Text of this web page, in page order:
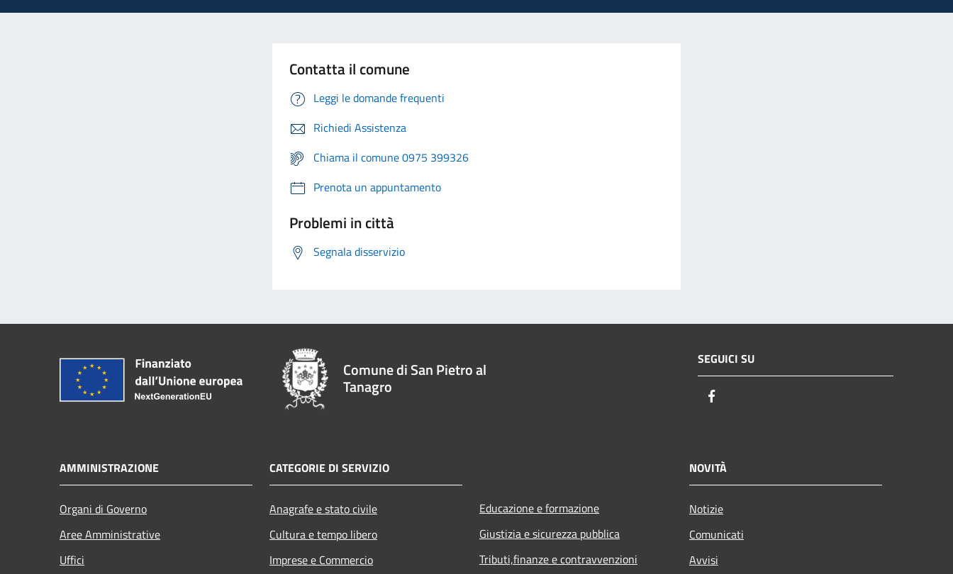
Contatta il comune
Leggi le domande frequenti
Richiedi Assistenza
Chiama il comune 0975 399326
Prenota un appuntamento
Problemi in città
Segnala disservizio
Comune di San Pietro al
Tanagro
SEGUICI SU
AMMINISTRAZIONE
Organi di Governo
Aree Amministrative
Uffici
CATEGORIE DI SERVIZIO
Anagrafe e stato civile
Cultura e tempo libero
Imprese e Commercio
Educazione e formazione
Giustizia e sicurezza pubblica
Tributi,finanze e contravvenzioni
NOVITÀ
Notizie
Comunicati
Avvisi